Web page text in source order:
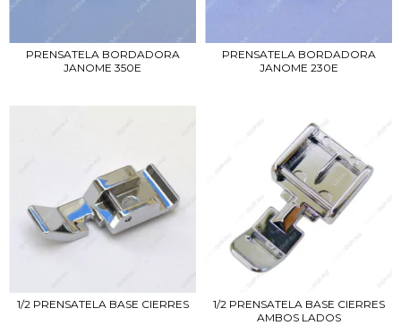
PRENSATELA BORDADORA
JANOME 350E
PRENSATELA BORDADORA
JANOME 230E
1/2 PRENSATELA BASE CIERRES
1/2 PRENSATELA BASE CIERRES
AMBOS LADOS